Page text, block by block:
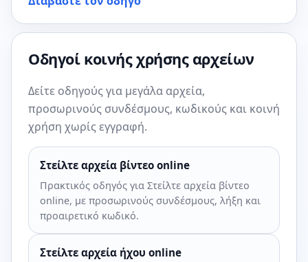
Οδηγοί κοινής χρήσης αρχείων
Δείτε οδηγούς για μεγάλα αρχεία,
προσωρινούς συνδέσμους, κωδικούς και κοινή
χρήση χωρίς εγγραφή.
Στείλτε αρχεία βίντεο online
Πρακτικός οδηγός για Στείλτε αρχεία βίντεο
online, με προσωρινούς συνδέσμους, λήξη και
προαιρετικό κωδικό.
Στείλτε αρχεία ήχου online